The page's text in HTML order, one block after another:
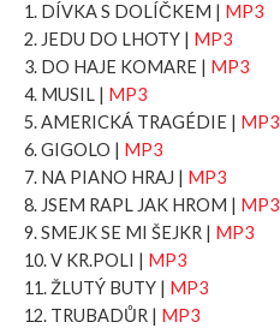
1. DÍVKA S DOLÍČKEM | MP3
2. JEDU DO LHOTY | MP3
3. DO HAJE KOMARE | MP3
4. MUSIL | MP3
5. AMERICKÁ TRAGÉDIE | MP3
6. GIGOLO | MP3
7. NA PIANO HRAJ | MP3
8. JSEM RAPL JAK HROM | MP3
9. SMEJK SE MI ŠEJKR | MP3
10. V KR.POLI | MP3
11. ŽLUTÝ BUTY | MP3
12. TRUBADŮR | MP3